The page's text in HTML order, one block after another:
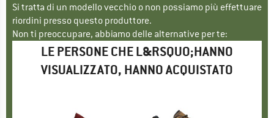
Si tratta di un modello vecchio o non possiamo più effettuare
riordini presso questo produttore.
Non ti preoccupare, abbiamo delle alternative per te:
LE PERSONE CHE L&RSQUO;HANNO
VISUALIZZATO, HANNO ACQUISTATO